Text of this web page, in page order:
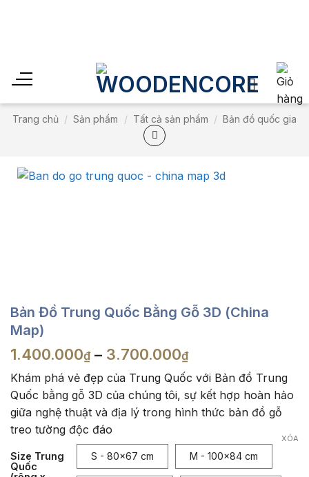
Trang chủ / Sản phẩm / Tất cả sản phẩm / Bản đồ quốc gia
Bản Đồ Trung Quốc Bằng Gỗ 3D (China
Map)
1.400.000₫ – 3.700.000₫Khoảng
giá:
từ
1.400.000₫
đến
Khám phá vẻ đẹp của Trung Quốc với Bản đồ Trung
Quốc bằng gỗ 3D của chúng tôi, sự kết hợp hoàn hảo
giữa nghệ thuật và địa lý trong hình thức bản đồ gỗ
treo tường độc đáo
Size Trung
Quốc
S - 80x67 cm M - 100x84 cm
XÓA